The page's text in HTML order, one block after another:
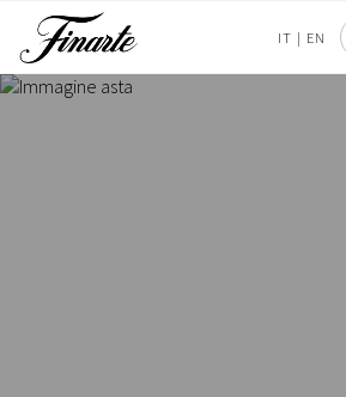
IT | EN